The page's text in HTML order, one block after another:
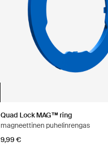
Quad Lock MAG™ ring
magneettinen puhelinrengas
9,99 €